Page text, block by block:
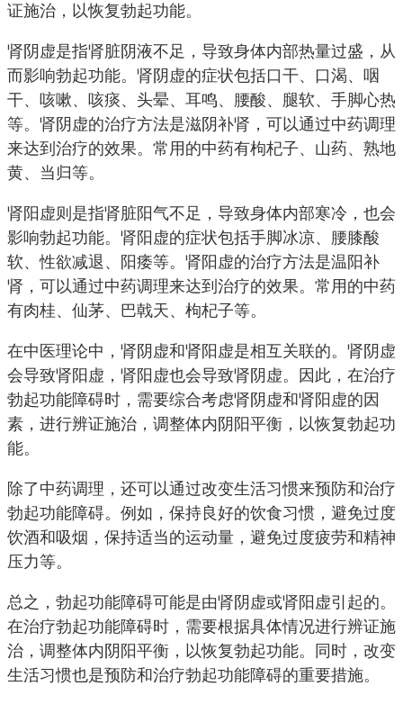
证施治，以恢复勃起功能。
肾阴虚是指肾脏阴液不足，导致身体内部热量过盛，从
而影响勃起功能。肾阴虚的症状包括口干、口渴、咽
干、咳嗽、咳痰、头晕、耳鸣、腰酸、腿软、手脚心热
等。肾阴虚的治疗方法是滋阴补肾，可以通过中药调理
来达到治疗的效果。常用的中药有枸杞子、山药、熟地
黄、当归等。
肾阳虚则是指肾脏阳气不足，导致身体内部寒冷，也会
影响勃起功能。肾阳虚的症状包括手脚冰凉、腰膝酸
软、性欲减退、阳痿等。肾阳虚的治疗方法是温阳补
肾，可以通过中药调理来达到治疗的效果。常用的中药
有肉桂、仙茅、巴戟天、枸杞子等。
在中医理论中，肾阴虚和肾阳虚是相互关联的。肾阴虚
会导致肾阳虚，肾阳虚也会导致肾阴虚。因此，在治疗
勃起功能障碍时，需要综合考虑肾阴虚和肾阳虚的因
素，进行辨证施治，调整体内阴阳平衡，以恢复勃起功
能。
除了中药调理，还可以通过改变生活习惯来预防和治疗
勃起功能障碍。例如，保持良好的饮食习惯，避免过度
饮酒和吸烟，保持适当的运动量，避免过度疲劳和精神
压力等。
总之，勃起功能障碍可能是由肾阴虚或肾阳虚引起的。
在治疗勃起功能障碍时，需要根据具体情况进行辨证施
治，调整体内阴阳平衡，以恢复勃起功能。同时，改变
生活习惯也是预防和治疗勃起功能障碍的重要措施。